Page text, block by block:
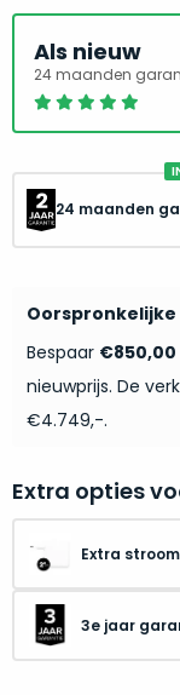
Als nieuw
24 maanden
24 maanden
Bespaar €850,00
nieuwprijs. De
€4.749,-.
Extra opties
Extra
3e jaar
eenmalig
geopend”
zijn
varianten
van
“als
nieuw”-
selectie:
nieuwstaat,
prijs.
Zo
bespaar
slim,
te
doen
aan
kwaliteit.
Zeker
wanneer
je
niet
precies
weet
moet
beginnen.
Wat
je
precies
nodig?
We
hebben
inmiddels
zoveel